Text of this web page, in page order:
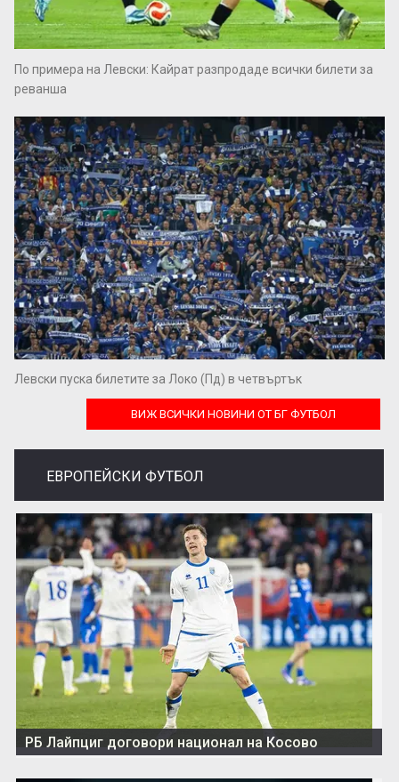
По примера на Левски: Кайрат разпродаде всички билети за
реванша
Левски пуска билетите за Локо (Пд) в четвъртък
ВИЖ ВСИЧКИ НОВИНИ ОТ БГ ФУТБОЛ
ЕВРОПЕЙСКИ ФУТБОЛ
РБ Лайпциг договори национал на Косово